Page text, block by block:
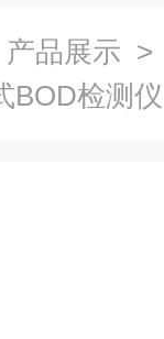
产品展示
BOD检测仪